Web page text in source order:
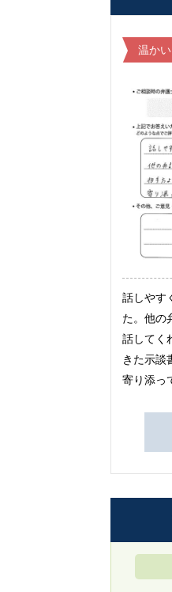
温か
話しやす
た。他の
話してく
きた示談
寄り添っ